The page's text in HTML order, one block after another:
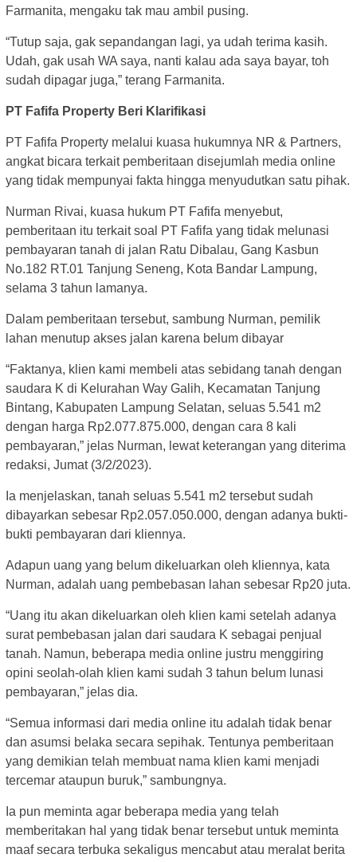
Farmanita, mengaku tak mau ambil pusing.
“Tutup saja, gak sepandangan lagi, ya udah terima kasih.
Udah, gak usah WA saya, nanti kalau ada saya bayar, toh
sudah dipagar juga,” terang Farmanita.
PT Fafifa Property Beri Klarifikasi
PT Fafifa Property melalui kuasa hukumnya NR & Partners,
angkat bicara terkait pemberitaan disejumlah media online
yang tidak mempunyai fakta hingga menyudutkan satu pihak.
Nurman Rivai, kuasa hukum PT Fafifa menyebut,
pemberitaan itu terkait soal PT Fafifa yang tidak melunasi
pembayaran tanah di jalan Ratu Dibalau, Gang Kasbun
No.182 RT.01 Tanjung Seneng, Kota Bandar Lampung,
selama 3 tahun lamanya.
Dalam pemberitaan tersebut, sambung Nurman, pemilik
lahan menutup akses jalan karena belum dibayar
“Faktanya, klien kami membeli atas sebidang tanah dengan
saudara K di Kelurahan Way Galih, Kecamatan Tanjung
Bintang, Kabupaten Lampung Selatan, seluas 5.541 m2
dengan harga Rp2.077.875.000, dengan cara 8 kali
pembayaran,” jelas Nurman, lewat keterangan yang diterima
redaksi, Jumat (3/2/2023).
Ia menjelaskan, tanah seluas 5.541 m2 tersebut sudah
dibayarkan sebesar Rp2.057.050.000, dengan adanya bukti-
bukti pembayaran dari kliennya.
Adapun uang yang belum dikeluarkan oleh kliennya, kata
Nurman, adalah uang pembebasan lahan sebesar Rp20 juta.
“Uang itu akan dikeluarkan oleh klien kami setelah adanya
surat pembebasan jalan dari saudara K sebagai penjual
tanah. Namun, beberapa media online justru menggiring
opini seolah-olah klien kami sudah 3 tahun belum lunasi
pembayaran,” jelas dia.
“Semua informasi dari media online itu adalah tidak benar
dan asumsi belaka secara sepihak. Tentunya pemberitaan
yang demikian telah membuat nama klien kami menjadi
tercemar ataupun buruk,” sambungnya.
Ia pun meminta agar beberapa media yang telah
memberitakan hal yang tidak benar tersebut untuk meminta
maaf secara terbuka sekaligus mencabut atau meralat berita